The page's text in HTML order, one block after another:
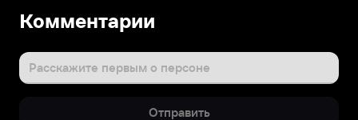
Комментарии
Расскажите первым о персоне
Отправить